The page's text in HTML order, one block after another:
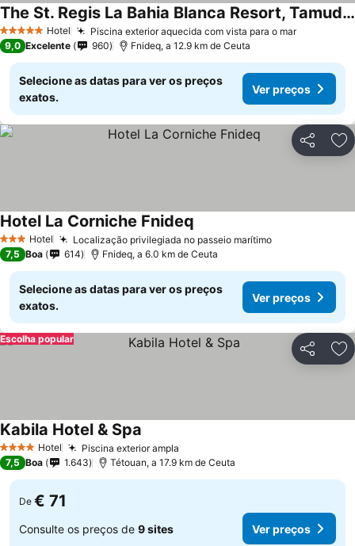
5 Estrelas Hotel Piscina exterior aquecida com vista para o mar
The St. Regis La Bahia Blanca Resort, Tamuda Bay
9,0 Excelente 960 Fnideq, a 12.9 km de Ceuta
Selecione as datas para ver os preços
exatos.
Ver preços
Partilhar
3 EstrelasHotel Localização privilegiada no passeio marítimo
Hotel La Corniche Fnideq
7,5 Boa 614 Fnideq, a 6.0 km de Ceuta
Selecione as datas para ver os preços
exatos.
Ver preços
Partilhar
Escolha popular
4 EstrelasHotel Piscina exterior ampla
Kabila Hotel & Spa
7,5 Boa 1.643 Tétouan, a 17.9 km de Ceuta
De € 71
Consulte os preços de 9 sites Ver preços